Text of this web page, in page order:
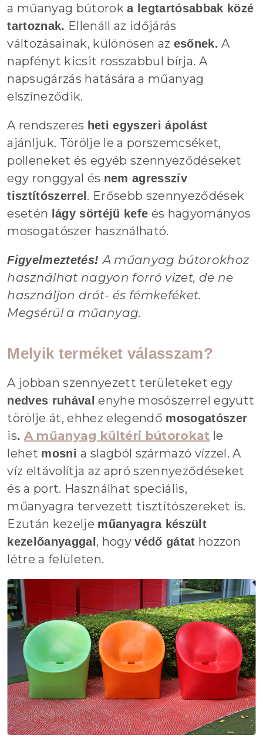
a műanyag bútoroka legtartósabbak közé
tartoznak. Ellenáll az időjárás
változásainak, különösen az esőnek. A
napfényt kicsit rosszabbul bírja. A
napsugárzás hatására a műanyag
elszíneződik.
A rendszeres heti egyszeri ápolást
ajánljuk. Törölje le a porszemcséket,
polleneket és egyéb szennyeződéseket
egy ronggyal és nem agresszív
tisztítószerrel . Erősebb szennyeződések
esetén
lágy sörtéjű kefe és hagyományos
mosogatószer használható.
Figyelmeztetés! A műanyag bútorokhoz
használhat nagyon forró vizet, de ne
használjon drót- és fémkeféket.
Megsérül a műanyag.
Melyik terméket válasszam?
A jobban szennyezett területeket egy
nedves ruhával enyhe mosószerrel együtt
törölje át, ehhez elegendő mosogatószer
is. A műanyag kültéri bútorokat le
lehet mosnia slagból származó vízzel. A
víz eltávolítja az apró szennyeződéseket
és a port. Használhat speciális,
műanyagra tervezett tisztítószereket is.
Ezután kezelje műanyagra készült
kezelőanyaggal , hogyvédő gátat hozzon
létre a felületen.